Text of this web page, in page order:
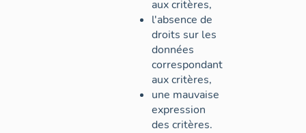
aux critères,
l'absence de
droits sur les
données
correspondant
aux critères,
une mauvaise
expression
des critères.